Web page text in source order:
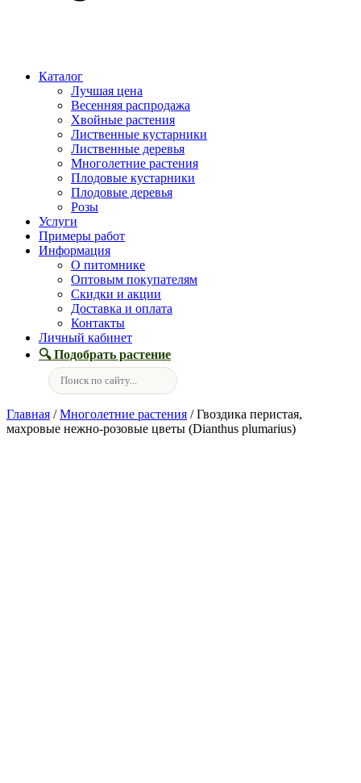
Каталог
Лучшая цена
Весенняя распродажа
Хвойные растения
Лиственные кустарники
Лиственные деревья
Многолетние растения
Плодовые кустарники
Плодовые деревья
Розы
Услуги
Примеры работ
Информация
О питомнике
Оптовым покупателям
Скидки и акции
Доставка и оплата
Контакты
Личный кабинет
🔍 Подобрать растение
Главная /Многолетние растения / Гвоздика перистая,
махровые нежно-розовые цветы (Dianthus plumarius)